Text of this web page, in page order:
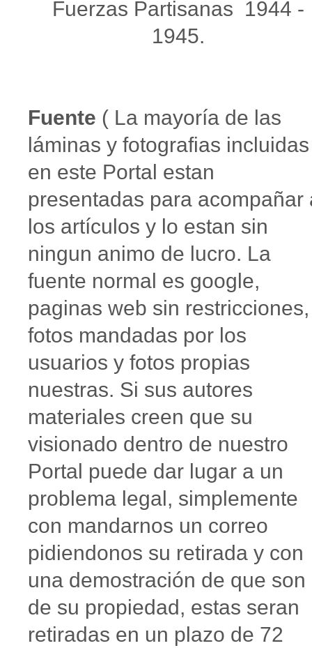
Fuerzas Partisanas 1944 -
1945.
Fuente ( La mayoría de las
láminas y fotografias incluidas
en este Portal estan
presentadas para acompañar
los artículos y lo estan sin
ningun animo de lucro. La
fuente normal es google,
paginas web sin restricciones,
fotos mandadas por los
usuarios y fotos propias
nuestras. Si sus autores
materiales creen que su
visionado dentro de nuestro
Portal puede dar lugar a un
problema legal, simplemente
con mandarnos un correo
pidiendonos su retirada y con
una demostración de que son
de su propiedad, estas seran
retiradas en un plazo de 72